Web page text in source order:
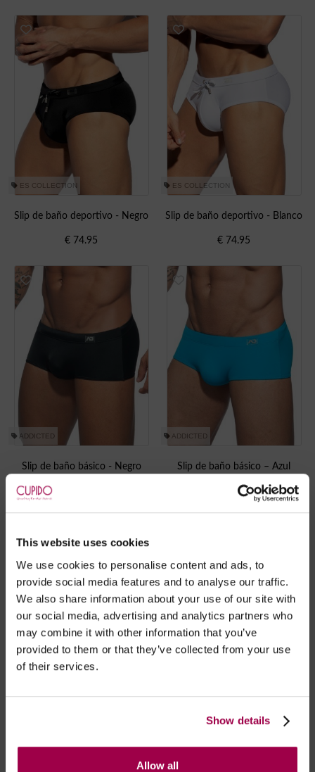
This website uses cookies
We use cookies to personalise content and ads, to
provide social media features and to analyse our traffic.
We also share information about your use of our site with
our social media, advertising and analytics partners who
may combine it with other information that you’ve
provided to them or that they’ve collected from your use
of their services.
Show details
Allow all
ES COLLECTION
Slip de baño deportivo - Negro
€ 74.95
ES COLLECTION
Slip de baño deportivo - Blanco
€ 74.95
ADDICTED
Slip de baño básico - Negro
ADDICTED
Slip de baño básico – Azul
49.95
Slip de Baño Básico - Rojo